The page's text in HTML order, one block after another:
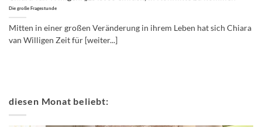
Die große Fragestunde
Mitten in einer großen Veränderung in ihrem Leben hat sich Chiara
van Willigen Zeit für [weiter...]
diesen Monat beliebt: